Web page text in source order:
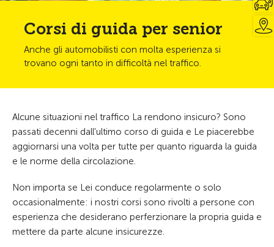
Corsi di guida per senior
Anche gli automobilisti con molta esperienza si
trovano ogni tanto in difficoltà nel traffico.
Alcune situazioni nel traffico La rendono insicuro? Sono
passati decenni dall'ultimo corso di guida e Le piacerebbe
aggiornarsi una volta per tutte per quanto riguarda la guida
e le norme della circolazione.
Non importa se Lei conduce regolarmente o solo
occasionalmente: i nostri corsi sono rivolti a persone con
esperienza che desiderano perferzionare la propria guida e
mettere da parte alcune insicurezze.